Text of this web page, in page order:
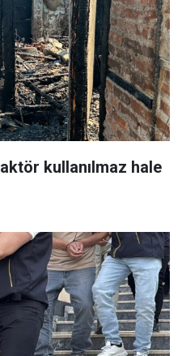
kullanılmaz hale